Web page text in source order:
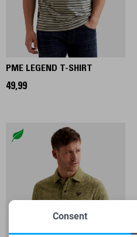
PME LEGEND T-SHIRT
49,99
Consent